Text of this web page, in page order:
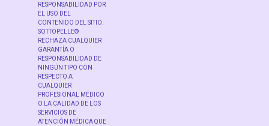
RESPONSABILIDAD POR
EL USO DEL
CONTENIDO DEL SITIO.
SOTTOPELLE®
RECHAZA CUALQUIER
GARANTÍA O
RESPONSABILIDAD DE
NINGÚN TIPO CON
RESPECTO A
CUALQUIER
PROFESIONAL MÉDICO
O LA CALIDAD DE LOS
SERVICIOS DE
ATENCIÓN MÉDICA QUE